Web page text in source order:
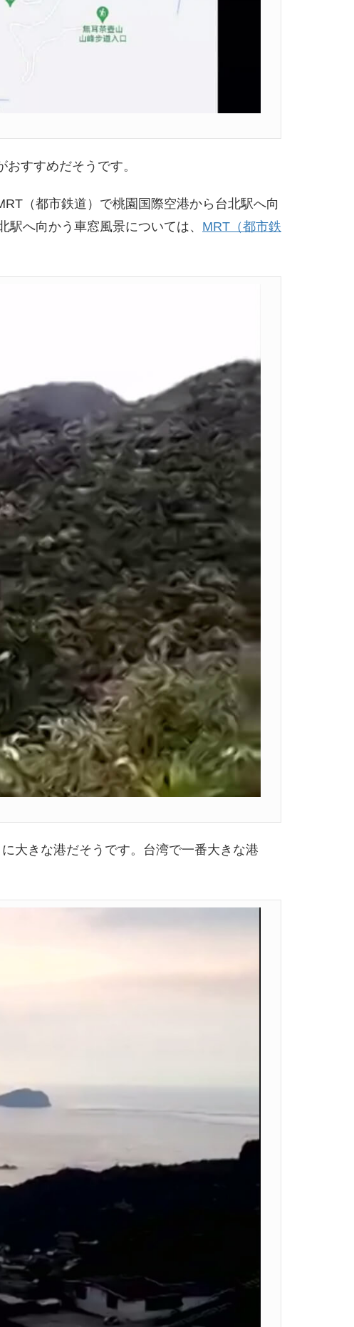
すすめだそうです。
（都市鉄道）で桃園国際空港から台北駅へ向
へ向かう車窓風景については、 MRT（都市鉄
大きな港だそうです。台湾で一番大きな港